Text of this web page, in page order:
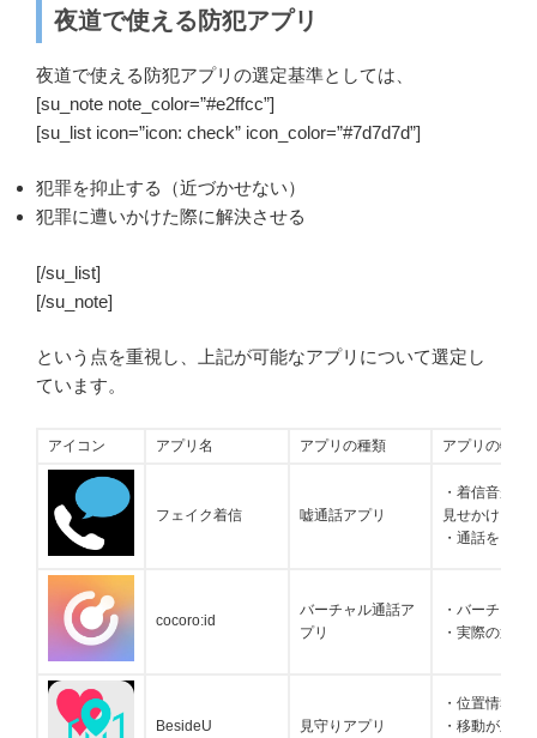
夜道で使える防犯アプリ
夜道で使える防犯アプリの選定基準としては、
[su_note note_color=”#e2ffcc”]
[su_list icon=”icon: check” icon_color=”#7d7d7d”]
犯罪を抑止する（近づかせない）
犯罪に遭いかけた際に解決させる
[/su_list]
[/su_note]
という点を重視し、上記が可能なアプリについて選定し
ています。
アイコン アプリ名 アプリの種類 アプリの特徴
フェイク着信 嘘通話アプリ
・着信音が
見せかけるア
・通話をして
cocoro:id
バーチャル通話ア
プリ
・バーチャ
・実際の通話
BesideU 見守りアプリ
・位置情報を
・移動が止